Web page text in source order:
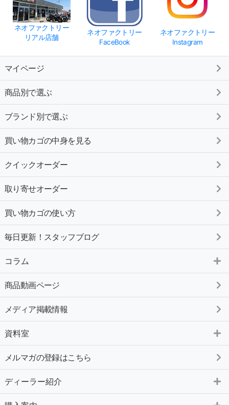
ネオファクトリー
リアル店舗
ネオファクトリー
FaceBook
ネオファクトリー
Instagram
マイページ
商品別で選ぶ
ブランド別で選ぶ
買い物カゴの中身を見る
クイックオーダー
取り寄せオーダー
買い物カゴの使い方
毎日更新！スタッフブログ
コラム
商品動画ページ
メディア掲載情報
資料室
メルマガの登録はこちら
ディーラー紹介